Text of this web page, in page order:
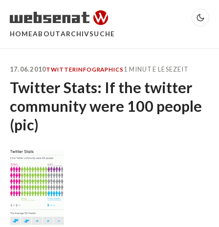
HOMEABOUTARCHIVSUCHE
17.06.2010TWITTERINFOGRAPHICS 1 MINUTE LESEZEIT
Twitter Stats: If the twitter
community were 100 people
(pic)